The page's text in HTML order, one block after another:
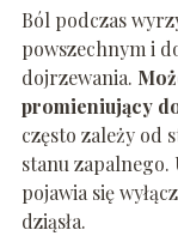
Ból podczas
powszechnym i
dojrzewania.
promieniujący
często zależy od
stanu
pojawia się
dziąsła.